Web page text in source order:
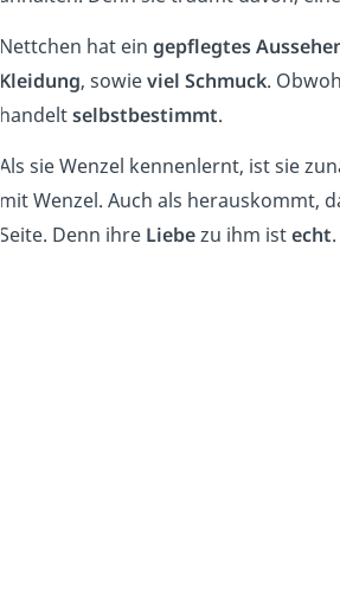
Nettchen hat ein gepflegtes
Kleidung, sowieviel Schmuck.
handeltselbstbestimmt.
Als sie Wenzel kennenlernt, ist sie
mit Wenzel. Auch als herauskommt,
Seite. Denn ihre Liebezu ihm istecht.